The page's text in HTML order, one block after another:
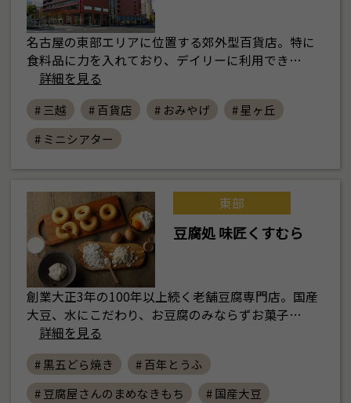
名古屋の東部エリアに位置する郊外型百貨店。特に
食料品に力を入れており、デイリーに利用でき…
詳細を見る
# 三越 # 百貨店 # おみやげ
# 星ヶ丘
# ミニシアター
東部
豆腐処 味匠くすむら
創業大正3年の100年以上続く老舗豆腐専門店。国産
大豆、水にこだわり、お豆腐のみならずお菓子…
詳細を見る
# 黒五どら焼き
# 百年とうふ
# 豆腐屋さんのまめなきもち
# 国産大豆